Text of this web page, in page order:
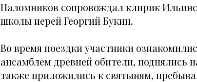
Паломников сопровождал клирик
школы иерей Георгий Букин.
Во время поездки участники
ансамблем древней обители, поднялись
также приложились к святыням,